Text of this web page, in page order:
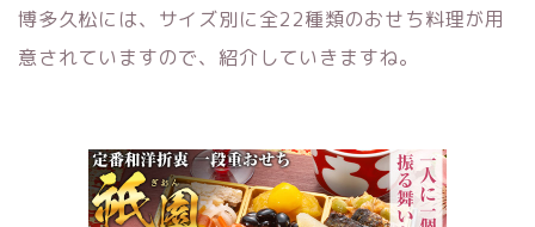
博多久松には、サイズ別に全22種類のおせち料理が用
意されていますので、紹介していきますね。